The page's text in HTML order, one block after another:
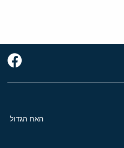
האח הגדול